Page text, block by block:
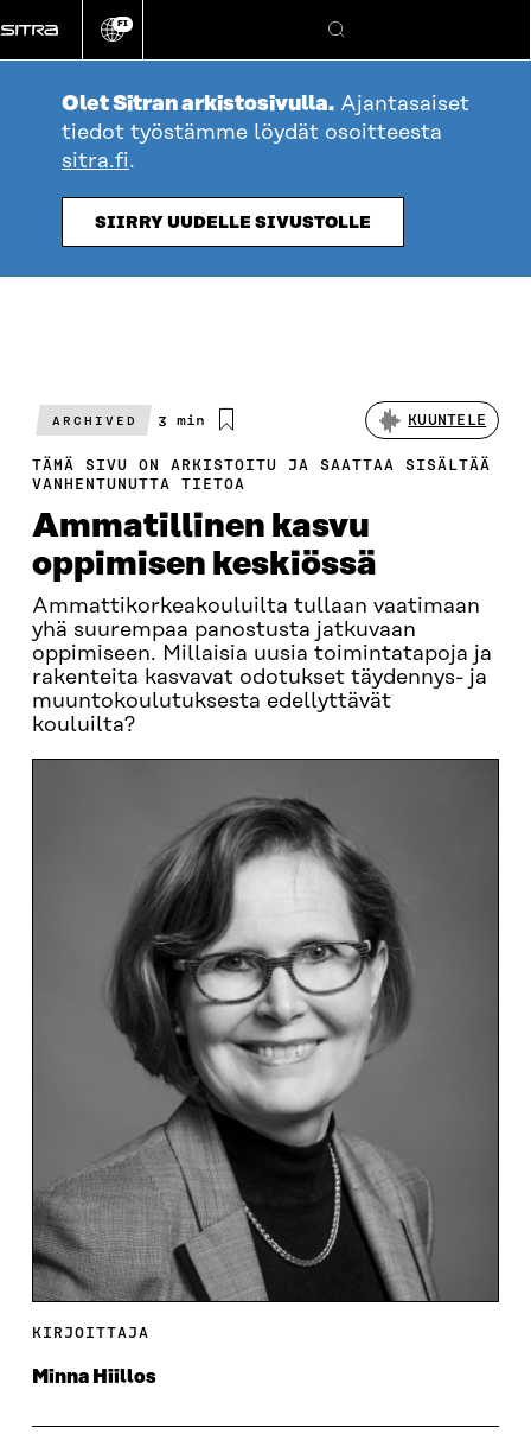
suoraan
sisältöön
Vaihda
kieli
FI
Hae
Olet Sitran arkistosivulla. Ajantasaiset
tiedot työstämme löydät osoitteesta
sitra.fi.
SIIRRY UUDELLE SIVUSTOLLE
ARCHIVED
Arvioitu
3 min KUUNTELE
TÄMÄ SIVU ON ARKISTOITU JA SAATTAA SISÄLTÄÄ
VANHENTUNUTTA TIETOA
Ammatil­linen kasvu
oppimisen keskiössä
Ammattikorkeakouluilta tullaan vaatimaan
yhä suurempaa panostusta jatkuvaan
oppimiseen. Millaisia uusia toimintatapoja ja
rakenteita kasvavat odotukset täydennys- ja
muuntokoulutuksesta edellyttävät
kouluilta?
KIRJOITTAJA
Minna Hiillos